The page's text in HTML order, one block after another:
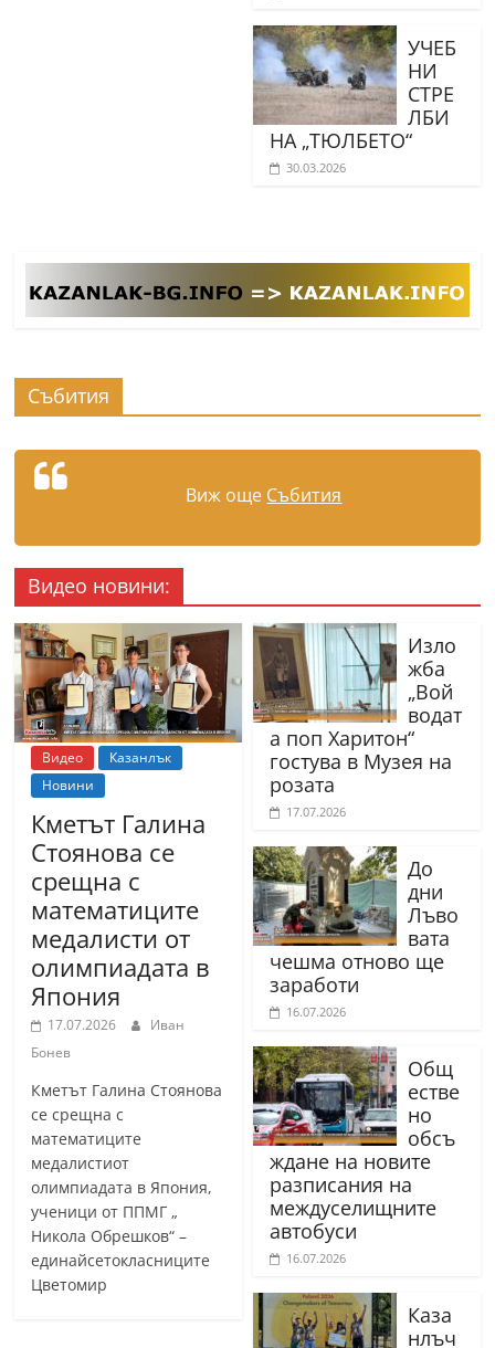
УЧЕБ
НИ
СТРЕ
ЛБИ
НА „ТЮЛБЕТО“
30.03.2026
Събития
Виж още Събития
Видео новини:
Видео
Казанлък
Новини
Кметът Галина
Стоянова се
срещна с
математиците
медалисти от
олимпиадата в
Япония
17.07.2026
Иван
Бонев
Кметът Галина Стоянова
се срещна с
математиците
медалистиот
олимпиадата в Япония,
ученици от ППМГ „
Никола Обрешков“ –
единайсетокласниците
Цветомир
Изло
жба
„Вой
водат
а поп Харитон“
гостува в Музея на
розата
17.07.2026
До
дни
Лъво
вата
чешма отново ще
заработи
16.07.2026
Общ
естве
но
обсъ
ждане на новите
разписания на
междуселищните
автобуси
16.07.2026
Каза
нлъч